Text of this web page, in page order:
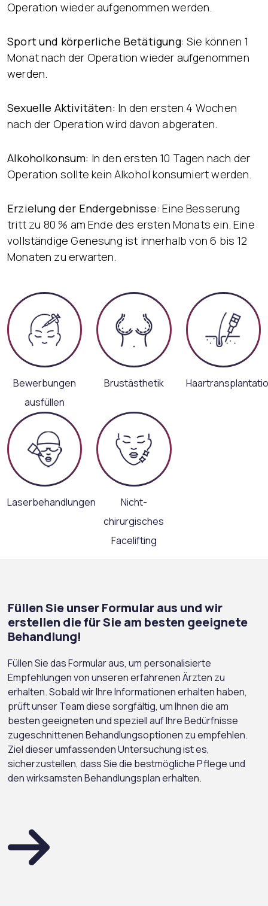
Operation wieder aufgenommen werden.
Sport und körperliche Betätigung:Sie können 1
Monat nach der Operation wieder aufgenommen
werden.
Sexuelle Aktivitäten: In den ersten 4 Wochen
nach der Operation wird davon abgeraten.
Alkoholkonsum: In den ersten 10 Tagen nach der
Operation sollte kein Alkohol konsumiert werden.
Erzielung der Endergebnisse: Eine Besserung
tritt zu 80 % am Ende des ersten Monats ein. Eine
vollständige Genesung ist innerhalb von 6 bis 12
Monaten zu erwarten.
Bewerbungen
ausfüllen
Brustästhetik
Laserbehandlungen
Nicht-
chirurgisches
Facelifting
Füllen Sie unser Formular aus und wir
erstellen die für Sie am besten geeignete
Behandlung!
Füllen Sie das Formular aus, um personalisierte
Empfehlungen von unseren erfahrenen Ärzten zu
erhalten. Sobald wir Ihre Informationen erhalten haben,
prüft unser Team diese sorgfältig, um Ihnen die am
besten geeigneten und speziell auf Ihre Bedürfnisse
zugeschnittenen Behandlungsoptionen zu empfehlen.
Ziel dieser umfassenden Untersuchung ist es,
sicherzustellen, dass Sie die bestmögliche Pflege und
den wirksamsten Behandlungsplan erhalten.